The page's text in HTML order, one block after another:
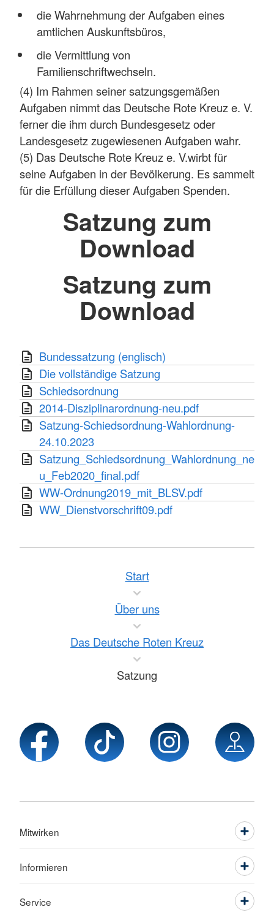
die Wahrnehmung der Aufgaben eines
amtlichen Auskunftsbüros,
die Vermittlung von
Familienschriftwechseln.
(4) Im Rahmen seiner satzungsgemäßen
Aufgaben nimmt das Deutsche Rote Kreuz e. V.
ferner die ihm durch Bundesgesetz oder
Landesgesetz zugewiesenen Aufgaben wahr.
(5) Das Deutsche Rote Kreuz e. V.wirbt für
seine Aufgaben in der Bevölkerung. Es sammelt
für die Erfüllung dieser Aufgaben Spenden.
Satzung zum
Download
Satzung zum
Download
Bundessatzung (englisch)
Die vollständige Satzung
Schiedsordnung
2014-Disziplinarordnung-neu.pdf
Satzung-Schiedsordnung-Wahlordnung-
24.10.2023
Satzung_Schiedsordnung_Wahlordnung_ne
u_Feb2020_final.pdf
WW-Ordnung2019_mit_BLSV.pdf
WW_Dienstvorschrift09.pdf
Start
Über uns
Das Deutsche Roten Kreuz
Satzung
Mitwirken
Informieren
Service